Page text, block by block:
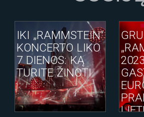
IKI „RAMMSTEIN“
KONCERTO LIKO
7 DIENOS: KĄ
TURITE ŽINOTI